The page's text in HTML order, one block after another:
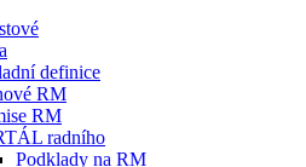
definice
RM
RM
radního
Podklady na RM